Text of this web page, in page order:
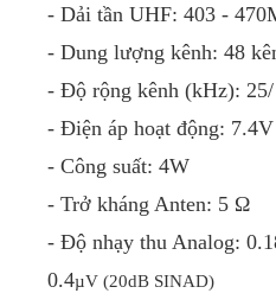
- Dải tần UHF: 403 -
- Dung lượng kênh: 48
- Độ rộng kênh (kHz):
- Điện áp hoạt động: 7.4V
- Công suất: 4W
- Trở kháng Anten: 5 Ω
- Độ nhạy thu Analog:
0.4µV (20dB SINAD)